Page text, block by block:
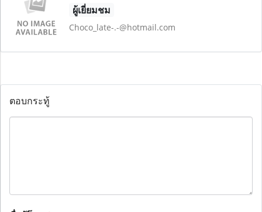
ผู้เยี่ยมชม
Choco_late-.-@hotmail.com
ตอบกระทู้